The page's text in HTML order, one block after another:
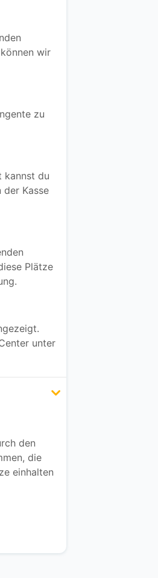
wir
zu
kannst du
Kasse
Plätze
unter
den
die
einhalten